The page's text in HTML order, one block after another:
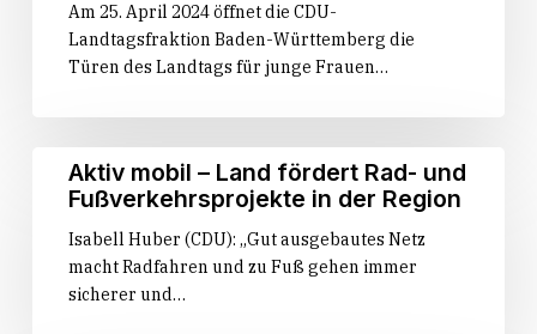
Am 25. April 2024 öffnet die CDU-
Landtagsfraktion Baden-Württemberg die
Türen des Landtags für junge Frauen…
mobil
Land
fördert
Rad-
Aktiv mobil – Land fördert Rad- und
Fußverkehrsprojekte in der Region
Isabell Huber (CDU): „Gut ausgebautes Netz
macht Radfahren und zu Fuß gehen immer
sicherer und…